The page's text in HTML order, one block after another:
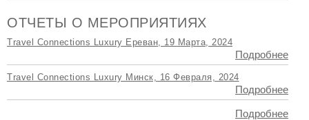
ОТЧЕТЫ О МЕРОПРИЯТИЯХ
Travel Connections Luxury Ереван, 19 Марта, 2024
Подробнее
Travel Connections Luxury Минск, 16 Февраля, 2024
Подробнее
Подробнее